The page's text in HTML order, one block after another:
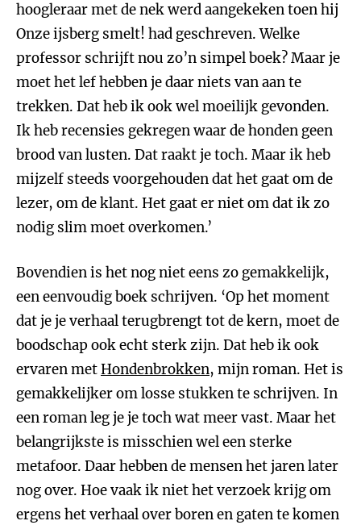
hoogleraar met de nek werd aangekeken toen hij
Onze ijsberg smelt! had geschreven. Welke
professor schrijft nou zo’n simpel boek? Maar je
moet het lef hebben je daar niets van aan te
trekken. Dat heb ik ook wel moeilijk gevonden.
Ik heb recensies gekregen waar de honden geen
brood van lusten. Dat raakt je toch. Maar ik heb
mijzelf steeds voorgehouden dat het gaat om de
lezer, om de klant. Het gaat er niet om dat ik zo
nodig slim moet overkomen.’
Bovendien is het nog niet eens zo gemakkelijk,
een eenvoudig boek schrijven. ‘Op het moment
dat je je verhaal terugbrengt tot de kern, moet de
boodschap ook echt sterk zijn. Dat heb ik ook
ervaren metHondenbrokken, mijn roman. Het is
gemakkelijker om losse stukken te schrijven. In
een roman leg je je toch wat meer vast. Maar het
belangrijkste is misschien wel een sterke
metafoor. Daar hebben de mensen het jaren later
nog over. Hoe vaak ik niet het verzoek krijg om
ergens het verhaal over boren en gaten te komen